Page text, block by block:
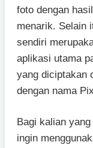
foto dengan
menarik. Selain
sendiri
aplikasi utama
yang diciptakan
dengan nama
Bagi kalian
ingin